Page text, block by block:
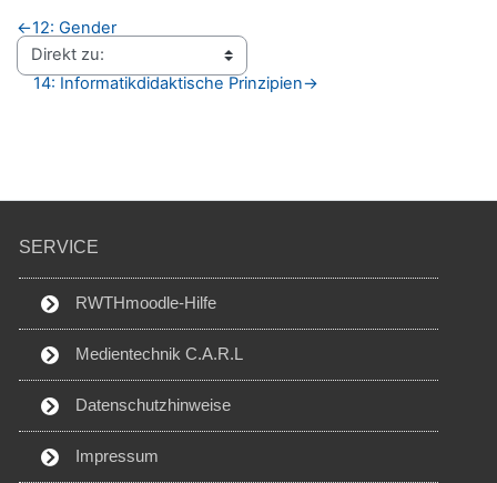
←12: Gender
→
14: Informatikdidaktische Prinzipien
SERVICE
RWTHmoodle-Hilfe
Medientechnik C.A.R.L
Datenschutzhinweise
Impressum